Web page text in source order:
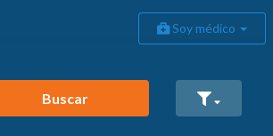
Soy médico
Buscar